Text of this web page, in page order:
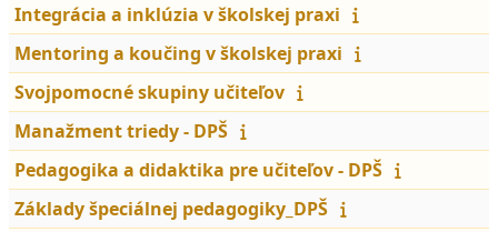
Integrácia a inklúzia v školskej praxi
Mentoring a koučing v školskej praxi
Svojpomocné skupiny učiteľov
Manažment triedy - DPŠ
Pedagogika a didaktika pre učiteľov - DPŠ
Základy špeciálnej pedagogiky_DPŠ